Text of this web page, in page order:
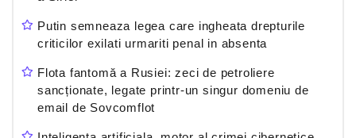
Putin semneaza legea care ingheata drepturile
criticilor exilati urmariti penal in absenta
Flota fantomă a Rusiei: zeci de petroliere
sancționate, legate printr-un singur domeniu de
email de Sovcomflot